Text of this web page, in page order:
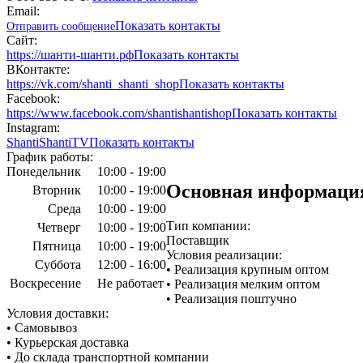
Email:
Отправить сообщениеПоказать контакты
Сайт:
https://шанти-шанти.рфПоказать контакты
ВКонтакте:
https://vk.com/shanti_shanti_shopПоказать контакты
Facebook:
https://www.facebook.com/shantishantishopПоказать контакты
Instagram:
ShantiShantiTVПоказать контакты
График работы:
Понедельник
10:00 - 19:00
Вторник
10:00 - 19:00
Среда
10:00 - 19:00
Четверг
10:00 - 19:00
Пятница
10:00 - 19:00
Суббота
12:00 - 16:00
Воскресение
Не работает
Основная
Тип компании:
Поставщик
Условия реализации:
• Реализация крупным оптом
• Реализация мелким оптом
• Реализация поштучно
Условия доставки:
• Самовывоз
• Курьерская доставка
• До склада транспортной компании